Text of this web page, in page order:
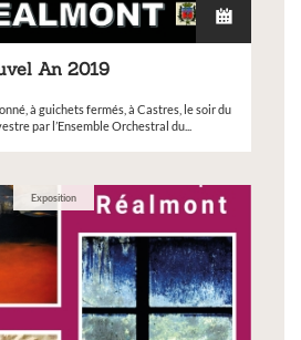
An 2019
à guichets fermés, à Castres, le soir du
par l’Ensemble Orchestral du...
Exposition